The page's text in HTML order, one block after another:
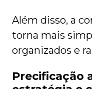
Além disso, a
torna mais
organizados e
Precificação